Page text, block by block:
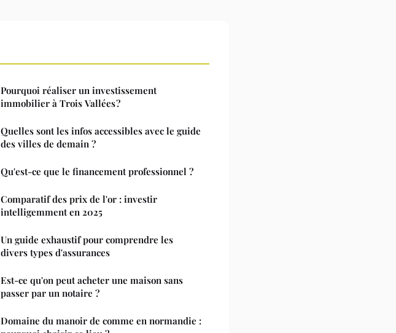
Pourquoi réaliser un investissement
immobilier à Trois Vallées ?
Quelles sont les infos accessibles avec le guide
des villes de demain ?
Qu'est-ce que le financement professionnel ?
Comparatif des prix de l'or : investir
intelligemment en 2025
Un guide exhaustif pour comprendre les
divers types d'assurances
Est-ce qu'on peut acheter une maison sans
passer par un notaire ?
Domaine du manoir de comme en normandie :